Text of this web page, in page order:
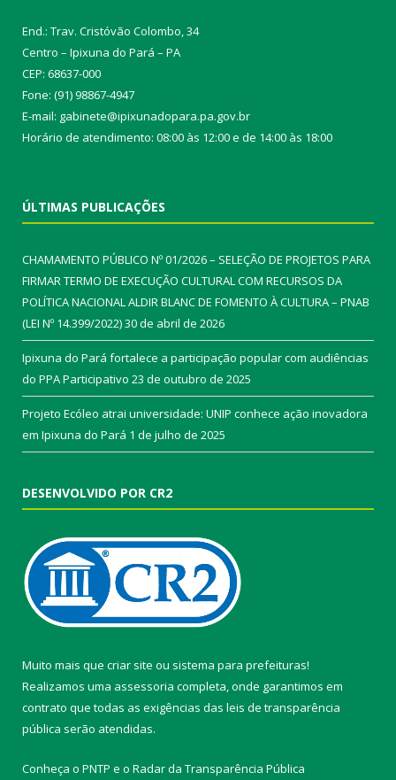
End.: Trav. Cristóvão Colombo, 34
Centro – Ipixuna do Pará – PA
CEP: 68637-000
Fone: (91) 98867-4947
E-mail: gabinete@ipixunadopara.pa.gov.br
Horário de atendimento: 08:00 às 12:00 e de 14:00 às 18:00
ÚLTIMAS PUBLICAÇÕES
CHAMAMENTO PÚBLICO Nº 01/2026 – SELEÇÃO DE PROJETOS PARA
FIRMAR TERMO DE EXECUÇÃO CULTURAL COM RECURSOS DA
POLÍTICA NACIONAL ALDIR BLANC DE FOMENTO À CULTURA – PNAB
(LEI Nº 14.399/2022)30 de abril de 2026
Ipixuna do Pará fortalece a participação popular com audiências
do PPA Participativo 23 de outubro de 2025
Projeto Ecóleo atrai universidade: UNIP conhece ação inovadora
em Ipixuna do Pará 1 de julho de 2025
DESENVOLVIDO POR CR2
Muito mais que criar site ou sistema para prefeituras!
Realizamos uma assessoria completa, onde garantimos em
contrato que todas as exigências das leis de transparência
pública serão atendidas.
Conheça o PNTP e o Radar da Transparência Pública